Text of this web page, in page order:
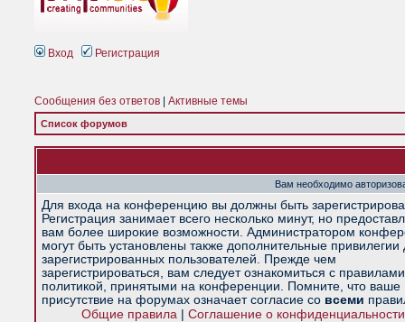
Вход Регистрация
Сообщения без ответов Активные темы
Список форумов
Вам необходимо
Для входа на конференцию вы должны быть
Регистрация занимает всего несколько минут, но
вам более широкие возможности. Администратором
могут быть установлены также дополнительные привилегии
зарегистрированных пользователей. Прежде чем
зарегистрироваться, вам следует ознакомиться с
политикой, принятыми на конференции. Помните, что ваше
присутствие на форумах означает согласие со всеми
Общие правила| Соглашение о конфиденциальности